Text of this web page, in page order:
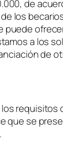
de
los
puede
a los
de
requisitos
que se